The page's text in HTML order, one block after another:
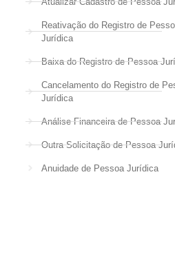
Reativação do Registro de
Jurídica
Baixa do Registro de Pessoa
Cancelamento do Registro de
Jurídica
Análise Financeira de Pessoa
Outra Solicitação de Pessoa
Anuidade de Pessoa Jurídica